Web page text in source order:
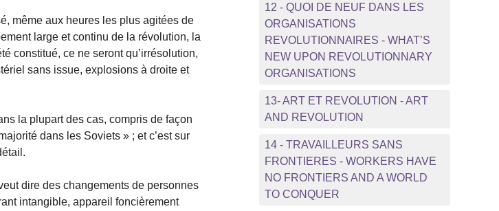
même aux heures les plus agitées de
large et continu de la révolution, la
constitué, ce ne seront qu’irrésolution,
sans issue, explosions à droite et
la plupart des cas, compris de façon
dans les Soviets » ; et c’est sur
dire des changements de personnes
intangible, appareil foncièrement
12 - QUOI DE NEUF DANS LES
ORGANISATIONS
REVOLUTIONNAIRES - WHAT’S
NEW UPON REVOLUTIONNARY
ORGANISATIONS
13- ART ET REVOLUTION - ART
AND REVOLUTION
14 - TRAVAILLEURS SANS
FRONTIERES - WORKERS HAVE
NO FRONTIERS AND A WORLD
TO CONQUER